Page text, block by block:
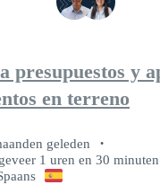
presupuestos y
en terreno
geleden
1 uren en 30 minuten